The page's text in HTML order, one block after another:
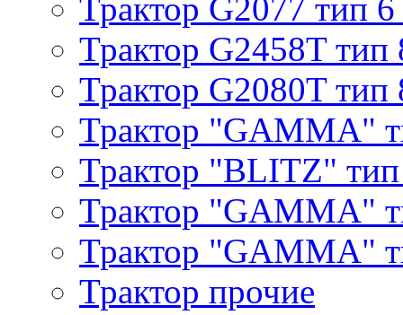
Трактор G2077 тип 6
Трактор G2458T тип
Трактор G2080T тип
Трактор "GAMMA"
Трактор "BLITZ"
Трактор "GAMMA"
Трактор "GAMMA"
Трактор прочие